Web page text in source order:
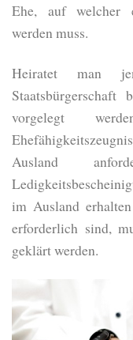
Ehe, auf welcher
werden muss.
Heiratet man
Staatsbürgerschaft
vorgelegt
Ausland
im Ausland
erforderlich sind,
geklärt werden.